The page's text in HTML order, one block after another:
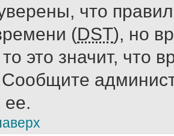
что
(DST), но
это значит, что
ее.